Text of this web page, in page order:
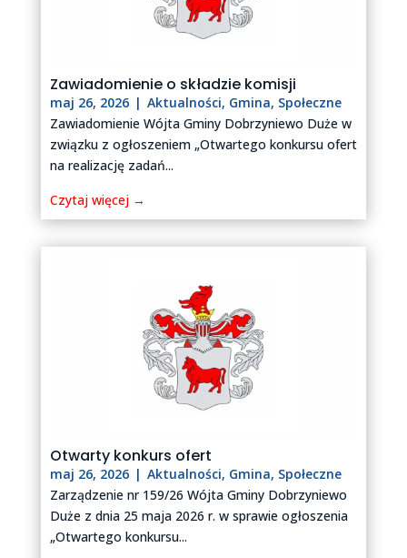
Zawiadomienie o składzie komisji
maj 26, 2026 | Aktualności, Gmina, Społeczne
Zawiadomienie Wójta Gminy Dobrzyniewo Duże w
związku z ogłoszeniem „Otwartego konkursu ofert
na realizację zadań...
Czytaj więcej →
Otwarty konkurs ofert
maj 26, 2026 | Aktualności, Gmina, Społeczne
Zarządzenie nr 159/26 Wójta Gminy Dobrzyniewo
Duże z dnia 25 maja 2026 r. w sprawie ogłoszenia
„Otwartego konkursu...